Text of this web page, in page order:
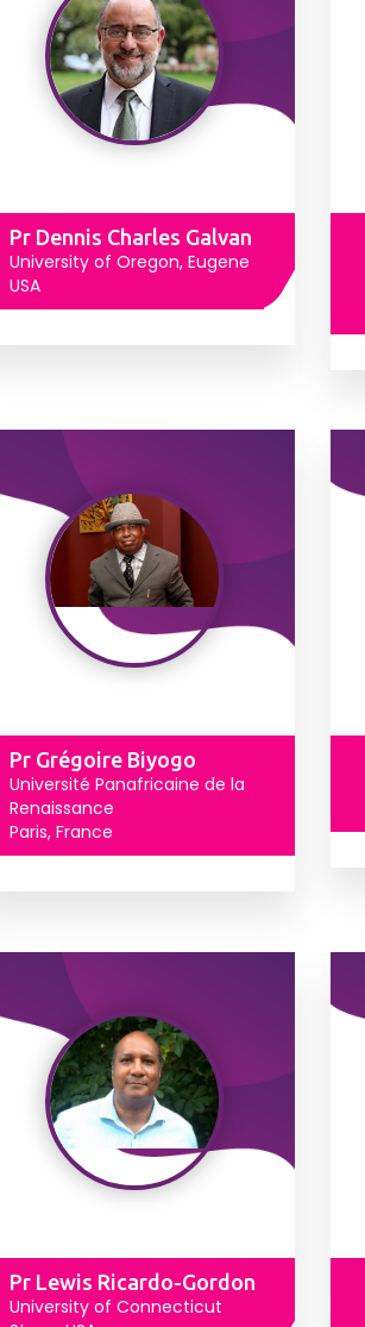
Pr Dennis Charles Galvan
University of Oregon, Eugene
USA
Pr Grégoire Biyogo
Université Panafricaine de la
Renaissance
Paris, France
Pr Lewis Ricardo-Gordon
University of Connecticut